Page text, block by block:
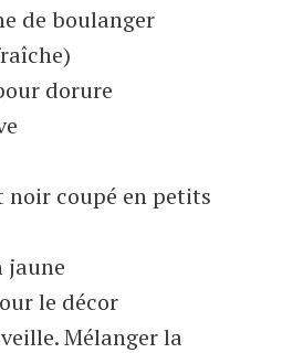
de boulanger
dorure
noir coupé en petits
jaune
le décor
Mélanger la